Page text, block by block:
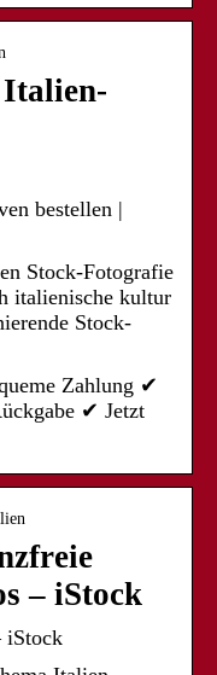
bestellen |
Stock-Fotografie
italienische kultur
Stock-
Zahlung ✔
✔ Jetzt
– iStock
iStock